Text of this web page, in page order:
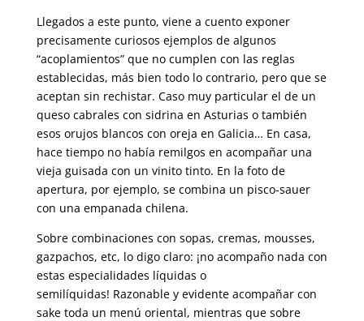
Llegados a este punto, viene a cuento exponer
precisamente curiosos ejemplos de algunos
“acoplamientos” que no cumplen con las reglas
establecidas, más bien todo lo contrario, pero que se
aceptan sin rechistar. Caso muy particular el de un
queso cabrales con sidrina en Asturias o también
esos orujos blancos con oreja en Galicia… En casa,
hace tiempo no había remilgos en acompañar una
vieja guisada con un vinito tinto. En la foto de
apertura, por ejemplo, se combina un pisco-sauer
con una empanada chilena.
Sobre combinaciones con sopas, cremas, mousses,
gazpachos, etc, lo digo claro: ¡no acompaño nada con
estas especialidades líquidas o
semilíquidas! Razonable y evidente acompañar con
sake toda un menú oriental, mientras que sobre